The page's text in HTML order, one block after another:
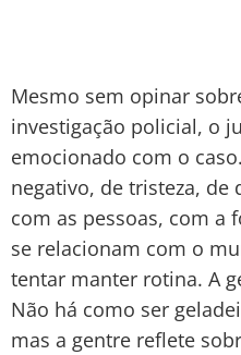
Mesmo sem opinar
investigação policial, o
emocionado com o
negativo, de tristeza, de
com as pessoas, com a
se relacionam com o
tentar manter rotina. A
Não há como ser
mas a gentre reflete